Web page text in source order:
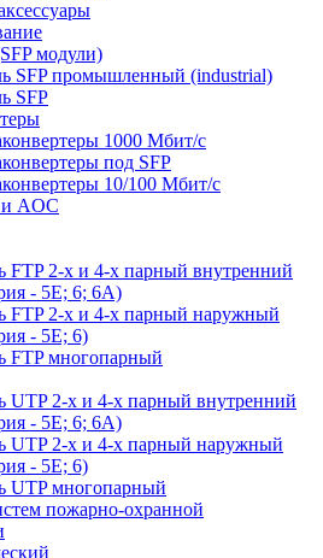
модули)
SFP промышленный (industrial)
SFP
1000 Мбит/с
под SFP
10/100 Мбит/с
AOC
FTP 2-х и 4-х парный внутренний
- 5Е; 6; 6А)
FTP 2-х и 4-х парный наружный
- 5Е; 6)
FTP многопарный
UTP 2-х и 4-х парный внутренний
- 5Е; 6; 6А)
UTP 2-х и 4-х парный наружный
- 5Е; 6)
UTP многопарный
пожарно-охранной